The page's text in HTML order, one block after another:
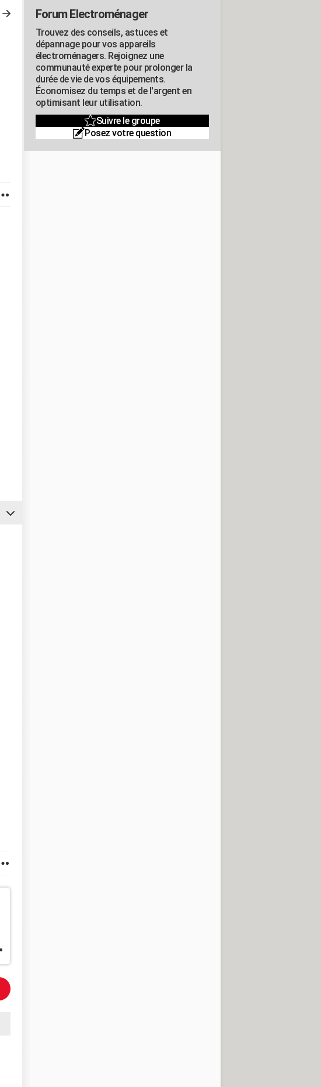
Forum Electroménager
Trouvez des conseils, astuces et
dépannage pour vos appareils
électroménagers. Rejoignez une
communauté experte pour prolonger la
durée de vie de vos équipements.
Économisez du temps et de l'argent en
optimisant leur utilisation.
Suivre le groupe
Posez votre question